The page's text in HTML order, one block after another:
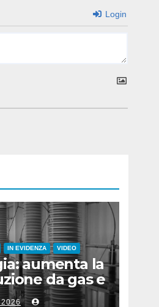
Login
IN EVIDENZA VIDEO
aumenta la
da gas e
2026